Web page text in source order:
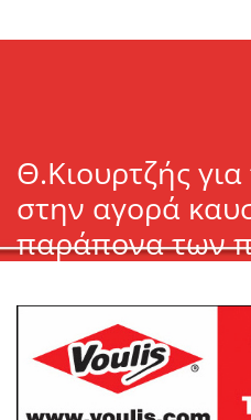
Θ.Κιουρτζής
στην αγορά
παράπονα των